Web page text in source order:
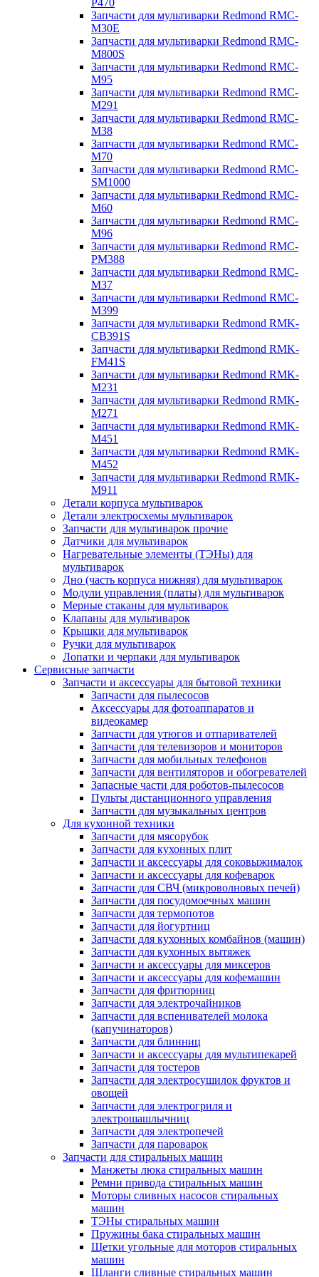
P470
Запчасти для мультиварки Redmond RMC-
M30E
Запчасти для мультиварки Redmond RMC-
M800S
Запчасти для мультиварки Redmond RMC-
M95
Запчасти для мультиварки Redmond RMC-
M291
Запчасти для мультиварки Redmond RMC-
M38
Запчасти для мультиварки Redmond RMC-
M70
Запчасти для мультиварки Redmond RMC-
SM1000
Запчасти для мультиварки Redmond RMC-
M60
Запчасти для мультиварки Redmond RMC-
M96
Запчасти для мультиварки Redmond RMC-
PM388
Запчасти для мультиварки Redmond RMC-
M37
Запчасти для мультиварки Redmond RMC-
M399
Запчасти для мультиварки Redmond RMK-
CB391S
Запчасти для мультиварки Redmond RMK-
FM41S
Запчасти для мультиварки Redmond RMK-
M231
Запчасти для мультиварки Redmond RMK-
M271
Запчасти для мультиварки Redmond RMK-
M451
Запчасти для мультиварки Redmond RMK-
M452
Запчасти для мультиварки Redmond RMK-
M911
Детали корпуса мультиварок
Детали электросхемы мультиварок
Запчасти для мультиварок прочие
Датчики для мультиварок
Нагревательные элементы (ТЭНы) для
мультиварок
Дно (часть корпуса нижняя) для мультиварок
Модули управления (платы) для мультиварок
Мерные стаканы для мультиварок
Клапаны для мультиварок
Крышки для мультиварок
Ручки для мультиварок
Лопатки и черпаки для мультиварок
Сервисные запчасти
Запчасти и аксессуары для бытовой техники
Запчасти для пылесосов
Аксессуары для фотоаппаратов и
видеокамер
Запчасти для утюгов и отпаривателей
Запчасти для телевизоров и мониторов
Запчасти для мобильных телефонов
Запчасти для вентиляторов и обогревателей
Запасные части для роботов-пылесосов
Пульты дистанционного управления
Запчасти для музыкальных центров
Для кухонной техники
Запчасти для мясорубок
Запчасти для кухонных плит
Запчасти и аксессуары для соковыжималок
Запчасти и аксессуары для кофеварок
Запчасти для СВЧ (микроволновых печей)
Запчасти для посудомоечных машин
Запчасти для термопотов
Запчасти для йогуртниц
Запчасти для кухонных комбайнов (машин)
Запчасти для кухонных вытяжек
Запчасти и аксессуары для миксеров
Запчасти и аксессуары для кофемашин
Запчасти для фритюрниц
Запчасти для электрочайников
Запчасти для вспенивателей молока
(капучинаторов)
Запчасти для блинниц
Запчасти и аксессуары для мультипекарей
Запчасти для тостеров
Запчасти для электросушилок фруктов и
овощей
Запчасти для электрогриля и
электрошашлычниц
Запчасти для электропечей
Запчасти для пароварок
Запчасти для стиральных машин
Манжеты люка стиральных машин
Ремни привода стиральных машин
Моторы сливных насосов стиральных
машин
ТЭНы стиральных машин
Пружины бака стиральных машин
Щетки угольные для моторов стиральных
машин
Шланги сливные стиральных машин